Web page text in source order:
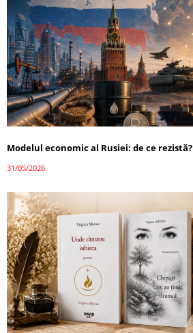
Modelul economic al Rusiei: de ce rezistă?
31/05/2026